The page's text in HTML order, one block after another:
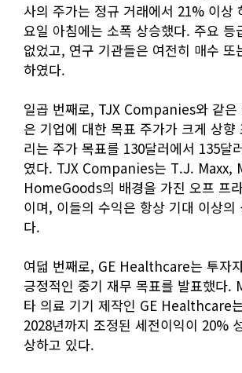
사의 주가는 정규 거래에서 21% 이상
요일 아침에는 소폭 상승했다. 주요 등
없었고, 연구 기관들은 여전히 매수 또
하였다.
일곱 번째로, TJX Companies와 같은
은 기업에 대한 목표 주가가 크게 상향
리는 주가 목표를 130달러에서 135달
였다. TJX Companies는 T.J. Maxx,
HomeGoods의 배경을 가진 오프 프
이며, 이들의 수익은 항상 기대 이상의
다.
여덟 번째로, GE Healthcare는 투자
긍정적인 중기 재무 목표를 발표했다.
타 의료 기기 제작인 GE Healthcare
2028년까지 조정된 세전이익이 20%
상하고 있다.